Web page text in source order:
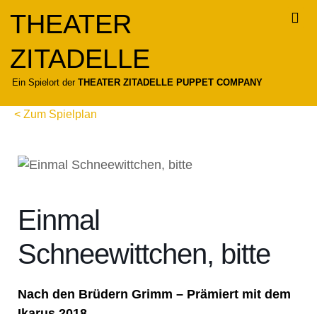
springen
THEATER
ZITADELLE
Ein Spielort derTHEATER ZITADELLE PUPPET COMPANY
< Zum Spielplan
Einmal
Schneewittchen, bitte
Nach den Brüdern Grimm – Prämiert mit dem